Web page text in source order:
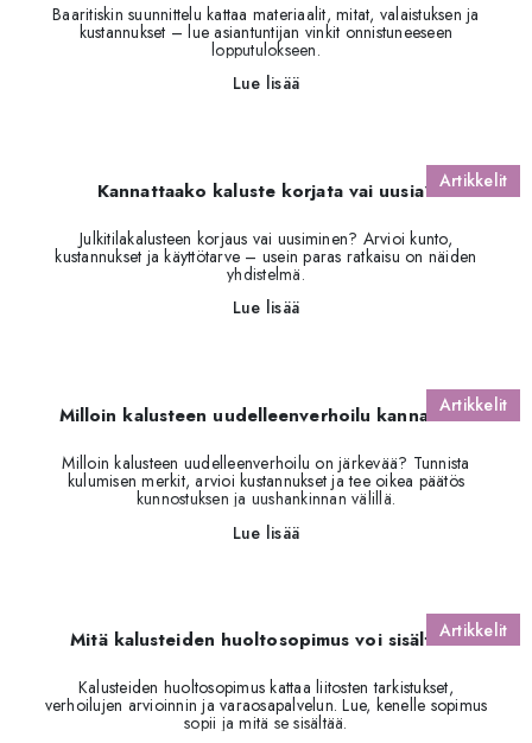
Baaritiskin suunnittelu kattaa materiaalit, mitat, valaistuksen ja
kustannukset – lue asiantuntijan vinkit onnistuneeseen
lopputulokseen.
Lue lisää
Artikkelit
Kannattaako kaluste korjata vai uusia?
Julkitilakalusteen korjaus vai uusiminen? Arvioi kunto,
kustannukset ja käyttötarve – usein paras ratkaisu on näiden
yhdistelmä.
Lue lisää
Artikkelit
Milloin kalusteen uudelleenverhoilu kannattaa?
Milloin kalusteen uudelleenverhoilu on järkevää? Tunnista
kulumisen merkit, arvioi kustannukset ja tee oikea päätös
kunnostuksen ja uushankinnan välillä.
Lue lisää
Artikkelit
Mitä kalusteiden huoltosopimus voi sisältää?
Kalusteiden huoltosopimus kattaa liitosten tarkistukset,
verhoilujen arvioinnin ja varaosapalvelun. Lue, kenelle sopimus
sopii ja mitä se sisältää.